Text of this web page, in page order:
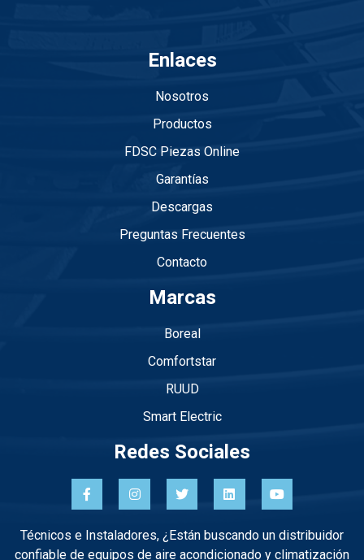
Enlaces
Nosotros
Productos
FDSC Piezas Online
Garantías
Descargas
Preguntas Frecuentes
Contacto
Marcas
Boreal
Comfortstar
RUUD
Smart Electric
Redes Sociales
Técnicos e Instaladores, ¿Están buscando un distribuidor
confiable de equipos de aire acondicionado y climatización